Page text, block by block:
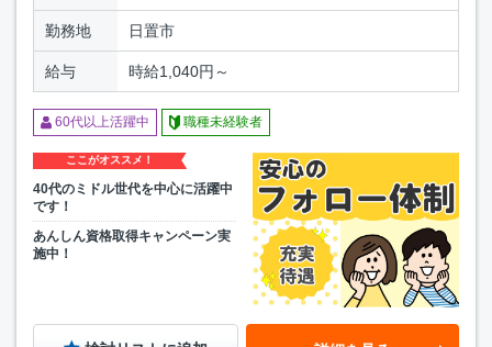
勤務地 日置市
給与 時給1,040円～
60代以上活躍中 職種未経験者
ここがオススメ！
40代のミドル世代を中心に活躍中
です！
あんしん資格取得キャンペーン実
施中！